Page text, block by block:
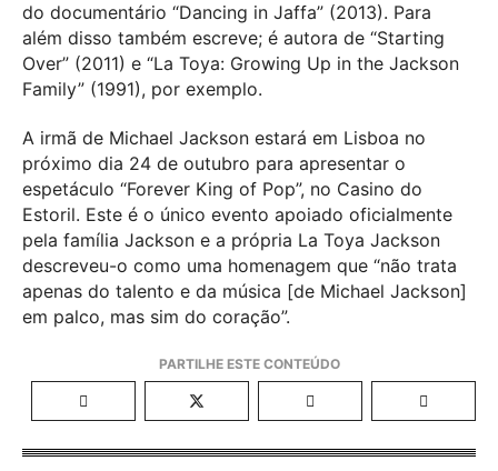
do documentário “Dancing in Jaffa” (2013). Para
além disso também escreve; é autora de “Starting
Over” (2011) e “La Toya: Growing Up in the Jackson
Family” (1991), por exemplo.
A irmã de Michael Jackson estará em Lisboa no
próximo dia 24 de outubro para apresentar o
espetáculo “Forever King of Pop”, no Casino do
Estoril. Este é o único evento apoiado oficialmente
pela família Jackson e a própria La Toya Jackson
descreveu-o como uma homenagem que “não trata
apenas do talento e da música [de Michael Jackson]
em palco, mas sim do coração”.